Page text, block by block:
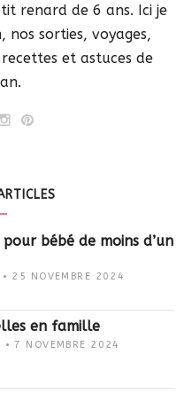
renard de 6 ans. Ici je
sorties, voyages,
et astuces de
bébé de moins d’un
25 NOVEMBRE 2024
en famille
7 NOVEMBRE 2024